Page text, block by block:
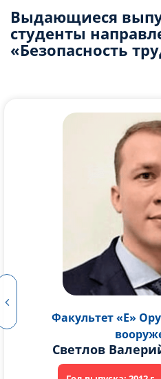
Выдающиеся
студенты
«Безопасность
Факультет «Е»
Лубянченко Анна